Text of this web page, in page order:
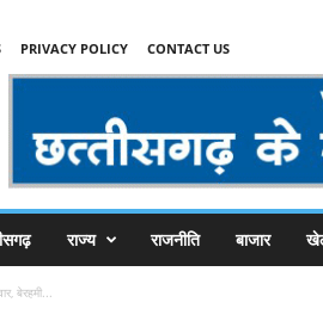
PRIVACY POLICY CONTACT US
राज्य राजनीति बाजार
बेरहमी...